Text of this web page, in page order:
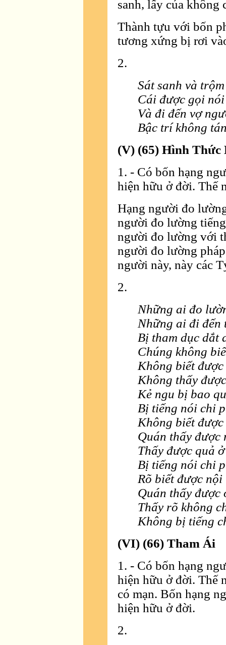
sanh, lấy của không
Thành tựu với bốn
tương xứng bị rơi
2.
Sát sanh và
Cái được gọi
Và đi đến vợ
Bậc trí không
(V) (65) Hình Thức
1. - Có bốn hạng
hiện hữu ở đời. Thế
Hạng người đo
người đo lường
người đo lường với
người đo lường
người này, này các
2.
Những ai đo
Những ai đi đến
Bị tham dục dắt
Chúng không
Không biết
Không thấy
Kẻ ngu bị bao
Bị tiếng nói chi
Không biết
Quán thấy được
Thấy được quả
Bị tiếng nói chi
Rõ biết được nội
Quán thấy được
Thấy rõ không
Không bị tiếng
(VI) (66) Tham Ái
1. - Có bốn hạng
hiện hữu ở đời. Thế
có mạn. Bốn hạng
hiện hữu ở đời.
2.